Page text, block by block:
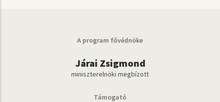
A program fővédnöke
Járai Zsigmond
miniszterelnöki megbízott
Támogató